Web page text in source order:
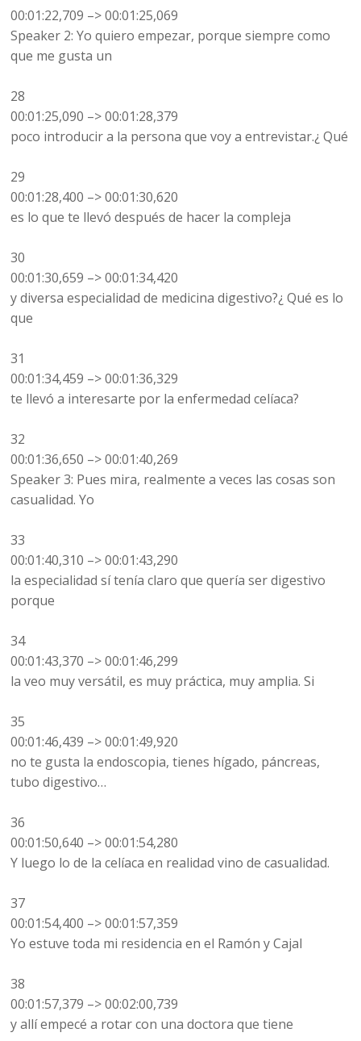
00:01:22,709 –> 00:01:25,069
Speaker 2: Yo quiero empezar, porque siempre como
que me gusta un
28
00:01:25,090 –> 00:01:28,379
poco introducir a la persona que voy a entrevistar.¿ Qué
29
00:01:28,400 –> 00:01:30,620
es lo que te llevó después de hacer la compleja
30
00:01:30,659 –> 00:01:34,420
y diversa especialidad de medicina digestivo?¿ Qué es lo
que
31
00:01:34,459 –> 00:01:36,329
te llevó a interesarte por la enfermedad celíaca?
32
00:01:36,650 –> 00:01:40,269
Speaker 3: Pues mira, realmente a veces las cosas son
casualidad. Yo
33
00:01:40,310 –> 00:01:43,290
la especialidad sí tenía claro que quería ser digestivo
porque
34
00:01:43,370 –> 00:01:46,299
la veo muy versátil, es muy práctica, muy amplia. Si
35
00:01:46,439 –> 00:01:49,920
no te gusta la endoscopia, tienes hígado, páncreas,
tubo digestivo…
36
00:01:50,640 –> 00:01:54,280
Y luego lo de la celíaca en realidad vino de casualidad.
37
00:01:54,400 –> 00:01:57,359
Yo estuve toda mi residencia en el Ramón y Cajal
38
00:01:57,379 –> 00:02:00,739
y allí empecé a rotar con una doctora que tiene